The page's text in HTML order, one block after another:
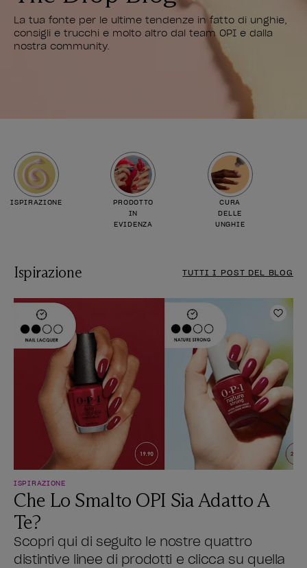
La tua fonte per le ultime tendenze in fatto di unghie,
consigli e trucchi e molto altro dal team OPI e dalla
nostra community.
ISPIRAZIONE
PRODOTTO
IN
EVIDENZA
CURA
DELLE
UNGHIE
Ispirazione TUTTI I POST DEL BLOG
ISPIRAZIONE
Che Lo Smalto OPI Sia Adatto A
Te?
Scopri qui di seguito le nostre quattro
distintive linee di prodotti e clicca su quella